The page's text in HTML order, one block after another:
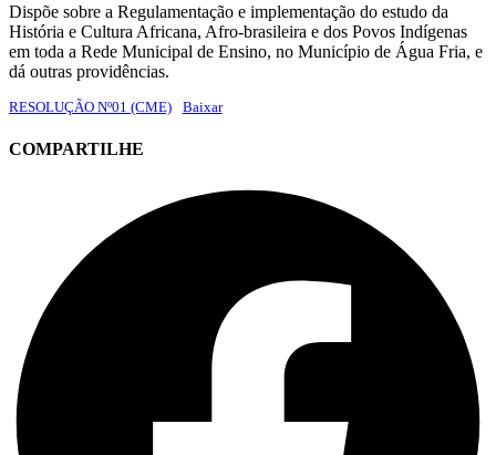
Dispõe sobre a Regulamentação e implementação do estudo da
História e Cultura Africana, Afro-brasileira e dos Povos Indígenas
em toda a Rede Municipal de Ensino, no Município de Água Fria, e
dá outras providências.
RESOLUÇÃO Nº01 (CME) Baixar
COMPARTILHE